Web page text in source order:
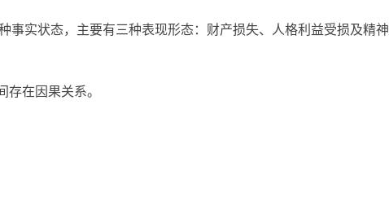
事实状态，主要有三种表现形态：财产损失、人格利益受损及精神
存在因果关系。